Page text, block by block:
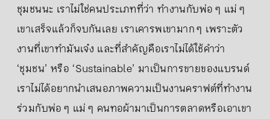
ชุมชนนะ เราไม่ใช่คนประเภทที่ว่า ทำงานกับพ่อ ๆ แม่ ๆ
เขาเสร็จแล้วก็จบกันเลย เราเคารพเขามาก ๆ เพราะตัว
งานที่เขาทำมันเจ๋ง และที่สำคัญคือเราไม่ได้ใช้คำว่า
‘ชุมชน’ หรือ ‘Sustainable’ มาเป็นการขายของแบรนด์
เราไม่ได้อยากนำเสนอภาพความเป็นงานคราฟต์ที่ทำงาน
ร่วมกับพ่อ ๆ แม่ ๆ คนทอผ้ามาเป็นการตลาดหรือเอาเขา